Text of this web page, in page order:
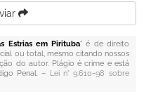
Estrias em Pirituba" é de direito
ou total, mesmo citando nossos
do autor. Plágio é crime e está
Penal. – Lei n° 9.610-98 sobre